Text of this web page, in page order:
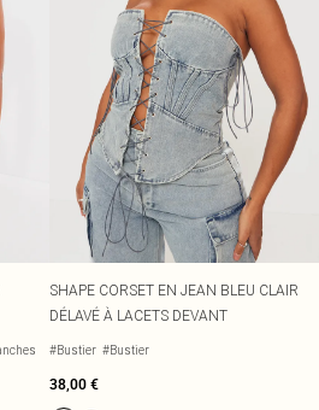
SHAPE CORSET EN JEAN BLEU CLAIR
DÉLAVÉ À LACETS DEVANT
#Bustier #Bustier
38,00 €